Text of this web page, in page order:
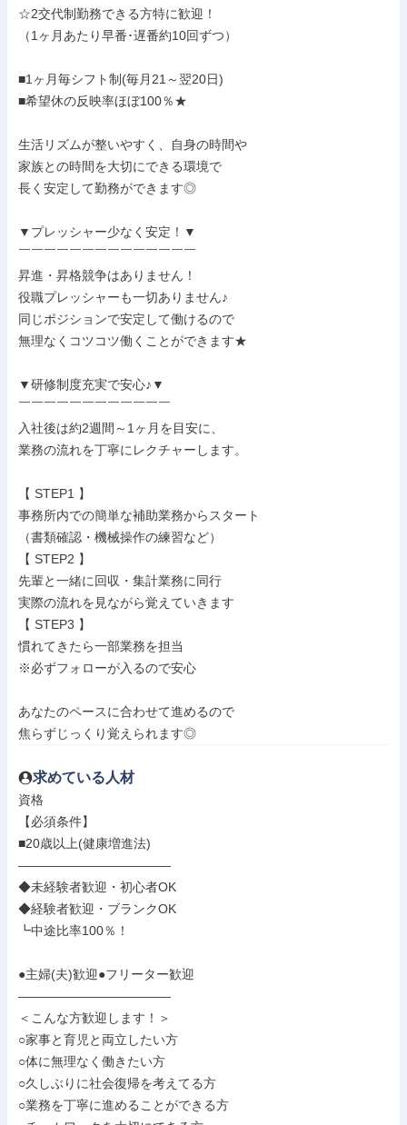
☆2交代制勤務できる方特に歓迎！
（1ヶ月あたり早番･遅番約10回ずつ）
■1ヶ月毎シフト制(毎月21～翌20日)
■希望休の反映率ほぼ100％★
生活リズムが整いやすく、自身の時間や
家族との時間を大切にできる環境で
長く安定して勤務ができます◎
▼プレッシャー少なく安定！▼
￣￣￣￣￣￣￣￣￣￣￣￣￣￣
昇進・昇格競争はありません！
役職プレッシャーも一切ありません♪
同じポジションで安定して働けるので
無理なくコツコツ働くことができます★
▼研修制度充実で安心♪▼
￣￣￣￣￣￣￣￣￣￣￣￣
入社後は約2週間～1ヶ月を目安に、
業務の流れを丁寧にレクチャーします。
【 STEP1 】
事務所内での簡単な補助業務からスタート
（書類確認・機械操作の練習など）
【 STEP2 】
先輩と一緒に回収・集計業務に同行
実際の流れを見ながら覚えていきます
【 STEP3 】
慣れてきたら一部業務を担当
※必ずフォローが入るので安心
あなたのペースに合わせて進めるので
焦らずじっくり覚えられます◎
求めている人材
資格
【必須条件】
■20歳以上(健康増進法)
――――――――――――
◆未経験者歓迎・初心者OK
◆経験者歓迎・ブランクOK
┗中途比率100％！
●主婦(夫)歓迎●フリーター歓迎
――――――――――――
＜こんな方歓迎します！＞
○家事と育児と両立したい方
○体に無理なく働きたい方
○久しぶりに社会復帰を考えてる方
○業務を丁寧に進めることができる方